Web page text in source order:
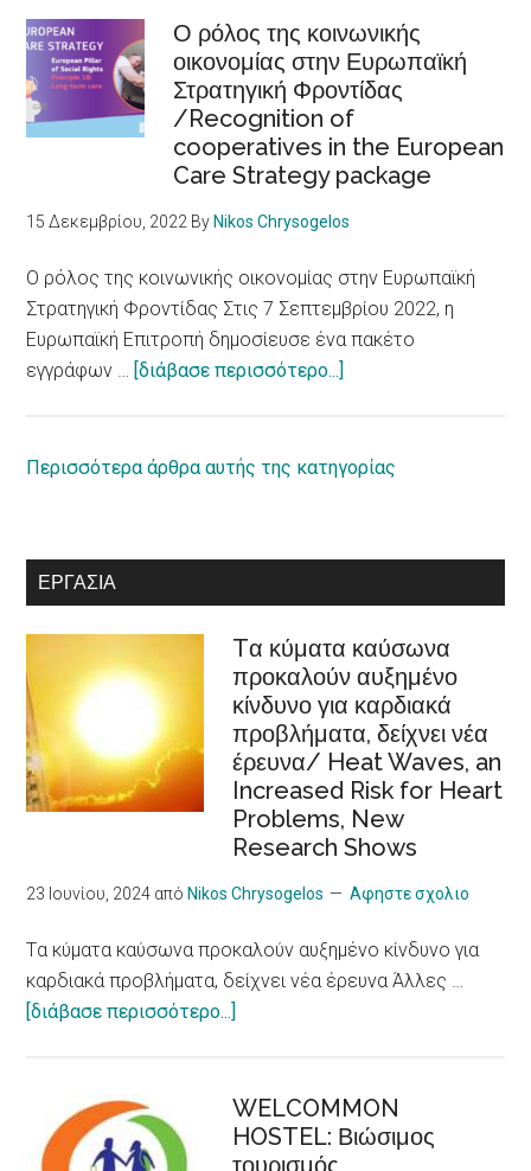
disabilities
νοοτροπίας
για
ατόμων
με
European
Parliament
adopts
Ο ρόλος της κοινωνικής
οικονομίας στην Ευρωπαϊκή
Στρατηγική Φροντίδας
/Recognition of
cooperatives in the European
Care Strategy package
15 Δεκεμβρίου, 2022 ByNikos Chrysogelos
Ο ρόλος της κοινωνικής οικονομίας στην Ευρωπαϊκή
Στρατηγική Φροντίδας Στις 7 Σεπτεμβρίου 2022, η
Ευρωπαϊκή Επιτροπή δημοσίευσε ένα πακέτο
εγγράφων … [διάβασε περισσότερο...]
της
Φροντίδας
/Recognition
of
cooperatives
in
the
European
Care
Strategy
Περισσότερα άρθρα αυτής της κατηγορίας
ΕΡΓΑΣΊΑ
Tα κύματα καύσωνα
προκαλούν αυξημένο
κίνδυνο για καρδιακά
προβλήματα, δείχνει νέα
έρευνα/ Heat Waves, an
Increased Risk for Heart
Problems, New
Research Shows
23 Ιουνίου, 2024 απόNikos Chrysogelos Αφηστε σχολιο
Tα κύματα καύσωνα προκαλούν αυξημένο κίνδυνο για
καρδιακά προβλήματα, δείχνει νέα έρευνα Άλλες …
[διάβασε περισσότερο...]
καύσωνα
προκαλούν
αυξημένο
WELCOMMON
HOSTEL: Βιώσιμος
τουρισμός,